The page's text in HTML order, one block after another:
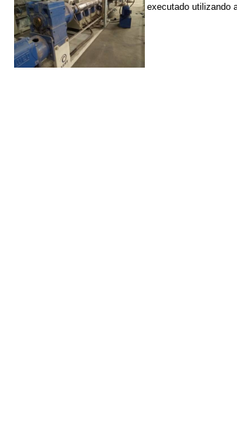
executado utilizando